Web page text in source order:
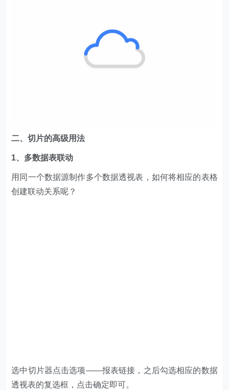
二、切片的高级用法
1、多数据表联动
用同一个数据源制作多个数据透视表，如何将相应的表格
创建联动关系呢？
选中切片器点击选项——报表链接，之后勾选相应的数据
透视表的复选框，点击确定即可。